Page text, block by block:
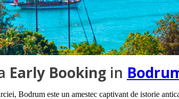
Early Booking in
Bodrum este un amestec captivant de istorie